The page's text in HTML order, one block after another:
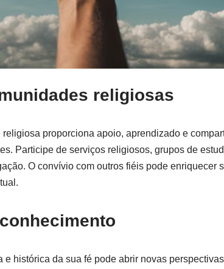
religiosas
proporciona apoio, aprendizado e
Participe de serviços religiosos, grupos de
O convívio com outros fiéis pode enriquecer
e histórica da sua fé pode abrir novas